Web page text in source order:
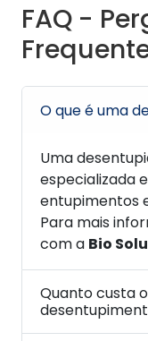
FAQ -
O que é uma
Uma
especializada
entupimentos
Para mais
com a Bio
Quanto custa